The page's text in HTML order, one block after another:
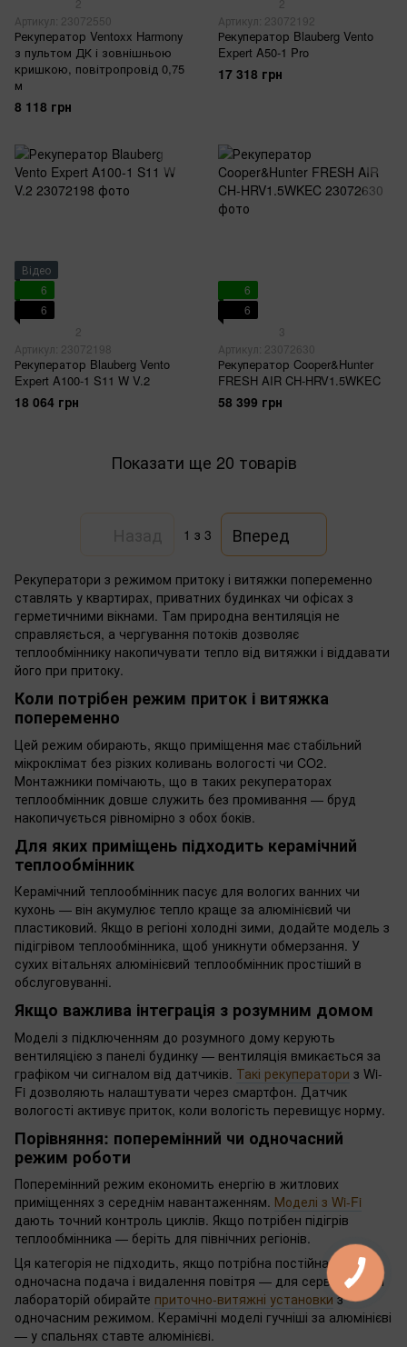
2
Артикул: 23072550
Рекуператор Ventoxx Harmony
з пультом ДК і зовнішньою
кришкою, повітропровід 0,75
м
8 118 грн
2
Артикул: 23072192
Рекуператор Blauberg Vento
Expert A50-1 Pro
17 318 грн
Відео
6
6
2
Артикул: 23072198
Рекуператор Blauberg Vento
Expert A100-1 S11 W V.2
18 064 грн
6
6
3
Артикул: 23072630
Рекуператор Cooper&Hunter
FRESH AIR CH-HRV1.5WKEC
58 399 грн
Показати ще 20 товарів
1 з 3 Вперед
Рекуператори з режимом притоку і витяжки попеременно
ставлять у квартирах, приватних будинках чи офісах з
герметичними вікнами. Там природна вентиляція не
справляється, а чергування потоків дозволяє
теплообміннику накопичувати тепло від витяжки і віддавати
його при притоку.
Коли потрібен режим приток і витяжка
попеременно
Цей режим обирають, якщо приміщення має стабільний
мікроклімат без різких коливань вологості чи CO2.
Монтажники помічають, що в таких рекуператорах
теплообмінник довше служить без промивання — бруд
накопичується рівномірно з обох боків.
Для яких приміщень підходить керамічний
теплообмінник
Керамічний теплообмінник пасує для вологих ванних чи
кухонь — він акумулює тепло краще за алюмінієвий чи
пластиковий. Якщо в регіоні холодні зими, додайте модель з
підігрівом теплообмінника, щоб уникнути обмерзання. У
сухих вітальнях алюмінієвий теплообмінник простіший в
обслуговуванні.
Якщо важлива інтеграція з розумним домом
Моделі з підключенням до розумного дому керують
вентиляцією з панелі будинку — вентиляція вмикається за
графіком чи сигналом від датчиків. Такі рекуператори з Wi-
Fi дозволяють налаштувати через смартфон. Датчик
вологості активує приток, коли вологість перевищує норму.
Порівняння: поперемінний чи одночасний
режим роботи
Поперемінний режим економить енергію в житлових
приміщеннях з середнім навантаженням. Моделі з Wi-Fi
дають точний контроль циклів. Якщо потрібен підігрів
теплообмінника — беріть для північних регіонів.
Ця категорія не підходить, якщо потрібна постійна
одночасна подача і видалення повітря — для серверних чи
лабораторій обирайте приточно-витяжні установкиз
одночасним режимом. Керамічні моделі гучніші за алюмінієві
— у спальнях ставте алюмінієві.